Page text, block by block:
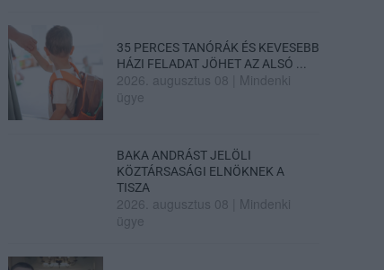
35 PERCES TANÓRÁK ÉS KEVESEBB
HÁZI FELADAT JÖHET AZ ALSÓ ...
2026. augusztus 08
Mindenki
ügye
BAKA ANDRÁST JELÖLI
KÖZTÁRSASÁGI ELNÖKNEK A
TISZA
2026. augusztus 08
Mindenki
ügye